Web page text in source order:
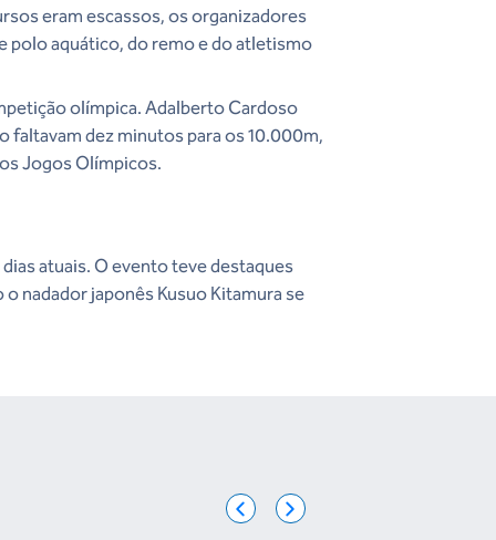
eram escassos, os organizadores
polo aquático, do remo e do atletismo
olímpica. Adalberto Cardoso
faltavam dez minutos para os 10.000m,
Jogos Olímpicos.
atuais. O evento teve destaques
nadador japonês Kusuo Kitamura se